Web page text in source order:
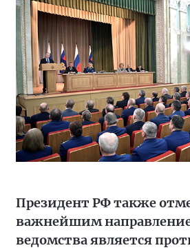
Президент РФ также
важнейшим
ведомства является